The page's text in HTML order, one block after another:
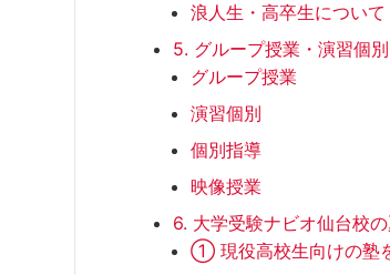
浪人生・高卒生について
5. グループ授業・演習個
グループ授業
演習個別
個別指導
映像授業
6. 大学受験ナビオ仙台校
① 現役高校生向けの塾